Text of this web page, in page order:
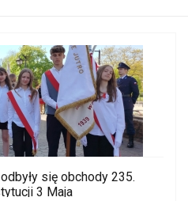
się obchody 235.
3 Maja